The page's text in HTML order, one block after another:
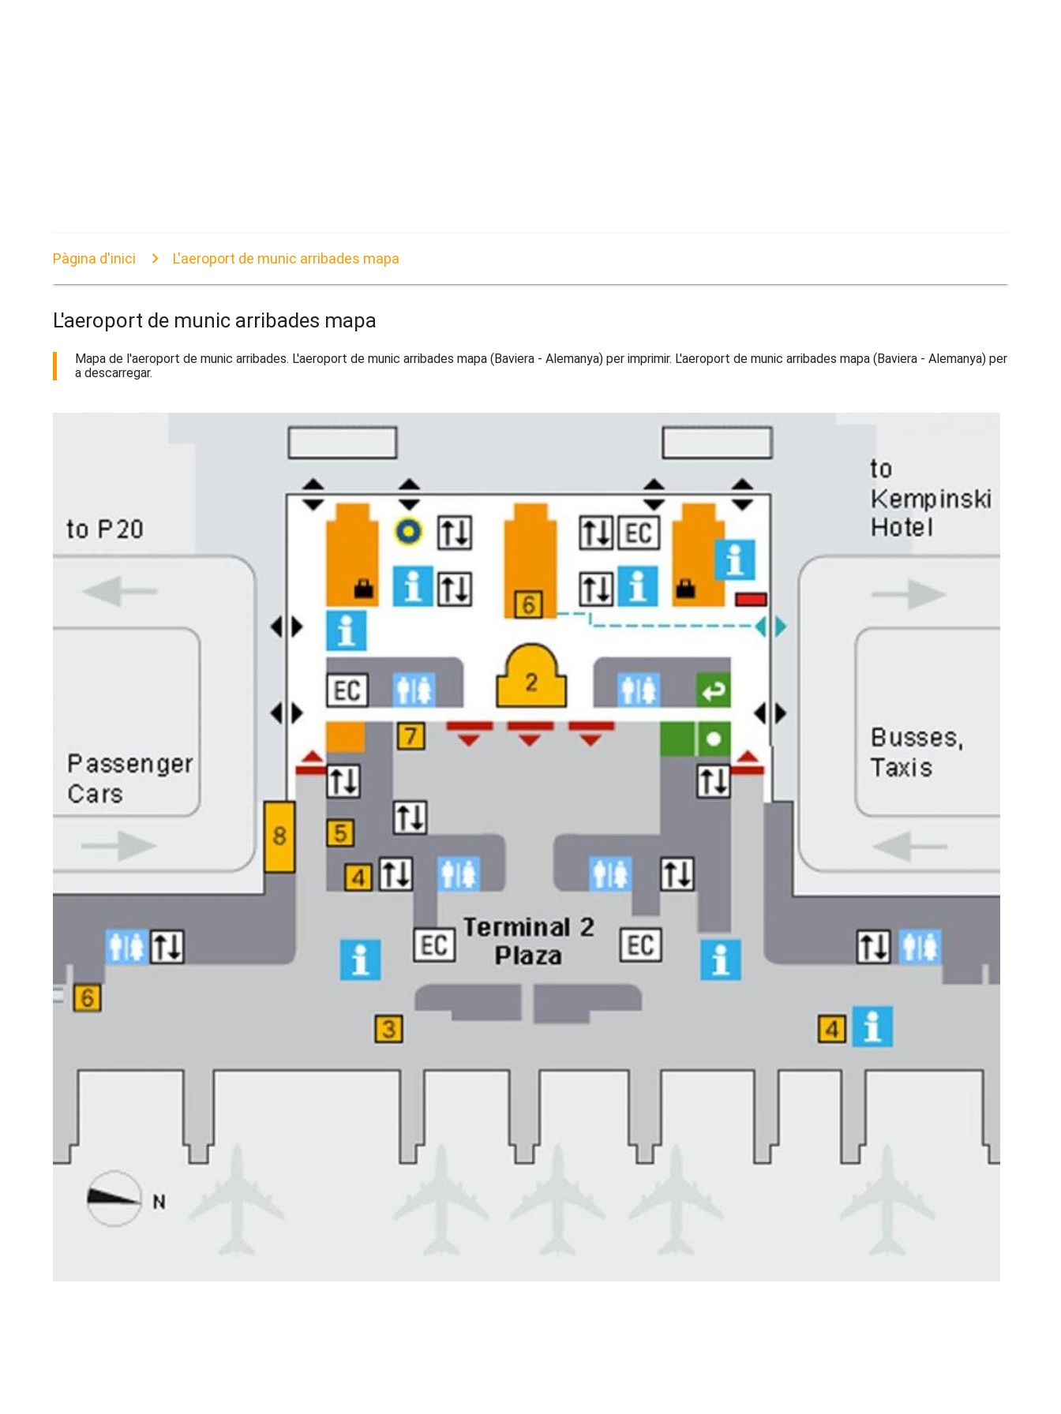
Pàgina d'inici L'aeroport de munic arribades mapa
L'aeroport de munic arribades mapa
Mapa de l'aeroport de munic arribades. L'aeroport de munic arribades mapa (Baviera - Alemanya) per imprimir. L'aeroport de munic arribades mapa (Baviera - Alemanya) per
a descarregar.